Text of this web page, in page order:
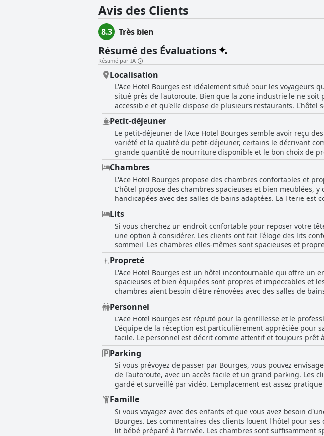
vous garantissant un séjour agréable et de qualité dans cet établissement d'un
propose de nombreux services et équipements pour rendre le
gastronomique est proposé, avec une variété d'options sucrées et
fruits frais, des produits laitiers, des boissons chaudes et des jus
personnes souhaitant manger un morceau tout au long de la
ouvert 24 heures sur 24, pour la commodité des clients. La situation privilégiée de l'hôtel à l'entrée du centre-ville de Bourges, à proximité
de l'autoroute A71, permet d'apprécier pleinement la pittoresque
exceptionnel et sa richesse architecturale, ce qui en fait une
Différents itinéraires de découverte peuvent être explorés, avec
profiter au maximum de votre séjour à Bourges.
Avis des Clients
8.3 Très bien
Résumé des Évaluations
Résumé par IA
Localisation
L'Ace Hotel Bourges est idéalement situé pour les voyageurs
situé près de l'autoroute. Bien que la zone industrielle ne
accessible et qu'elle dispose de plusieurs restaurants. L'hôtel
clients ont été gênés par le bruit provenant de la ventilation
options de restauration autour de l'hôtel semble compenser
ville de Bourges. L'emplacement est parfait pour les
Petit-déjeuner
Le petit-déjeuner de l'Ace Hotel Bourges semble avoir reçu
variété et la qualité du petit-déjeuner, certains le décrivant
grande quantité de nourriture disponible et le bon choix de
de variété ou le fait que le pain est trop dur. Le petit
libre-service. Le personnel de l'hôtel a reçu des avis mitigés,
l'ensemble, le petit déjeuner de l'Ace Hotel Bourges semble
nourriture.
Chambres
L'Ace Hotel Bourges propose des chambres confortables et
L'hôtel propose des chambres spacieuses et bien meublées,
handicapées avec des salles de bains adaptées. La literie est
et de rangements. Le personnel est aimable, serviable et
dotées d'équipements modernes comme un chauffage
emplacement idéal et d'un parking sécurisé, ce qui en fait un
elles n'en restent pas moins propres, confortables et d'un
Lits
Si vous cherchez un endroit confortable pour reposer votre
une option à considérer. Les clients ont fait l'éloge des lits
sommeil. Les chambres elles-mêmes sont spacieuses et
l'hôtel est amical, serviable et toujours prêt à aider - même
quelques commentaires négatifs sur les oreillers, il y a
intéressant pour votre séjour dans cette charmante ville
Propreté
L'Ace Hotel Bourges est un hôtel incontournable qui offre un
spacieuses et bien équipées sont propres et impeccables et
chambres aient besoin d'être rénovées avec des salles de
est saluée par les clients. La réception est également
de la moisissure dans la douche ou une odeur persistante de
généralement propre et bien entretenu. Le petit déjeuner
Dans l'ensemble, l'Ace Hotel Bourges répond à un niveau de
Personnel
L'Ace Hotel Bourges est réputé pour la gentillesse et le
L'équipe de la réception est particulièrement appréciée pour
facile. Le personnel est décrit comme attentif et toujours prêt
ont indiqué que le personnel était allé au-delà de leurs
enfants. Le petit déjeuner continental est également
manque de personnel, les avis positifs l'emportent largement
et leur rapidité à répondre aux demandes spéciales. Dans
Hotel Bourges, qui est courtois, amical et professionnel.
Parking
Si vous prévoyez de passer par Bourges, vous pouvez
de l'autoroute, avec un accès facile et un grand parking. Les
gardé et surveillé par vidéo. L'emplacement est assez
eu du mal à trouver l'entrée du parking. Néanmoins, l'hôtel
qui en fait une option fiable et sûre pour garer votre voiture.
parking, ce qui est particulièrement utile lorsque vous
supplémentaire pour les voyageurs au budget serré.
Famille
Si vous voyagez avec des enfants et que vous avez besoin
Bourges. Les commentaires des clients louent l'hôtel pour
lit bébé préparé à l'arrivée. Les chambres sont suffisamment